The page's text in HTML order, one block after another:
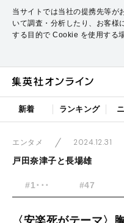
当サイトでは当社の提携先等が
いて調査・分析したり、お客様
する目的で Cookie を使用する
新着 ランキング
エンタメ
2024.12.31
戸田奈津子と長場雄
#1･･･ #47
〈安楽死がテーマ〉